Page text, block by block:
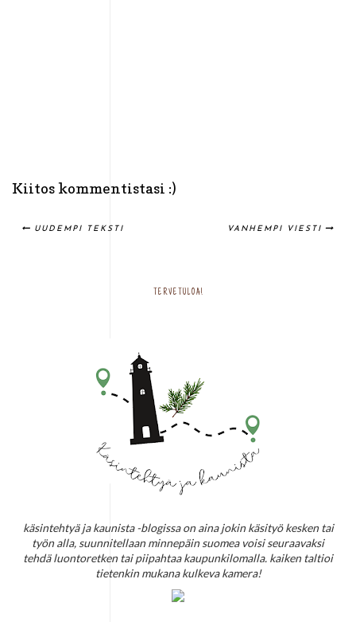
Kiitos kommentistasi :)
UUDEMPI TEKSTI VANHEMPI VIESTI
TERVETULOA!
käsintehtyä ja kaunista -blogissa on aina jokin käsityö kesken tai
työn alla, suunnitellaan minnepäin suomea voisi seuraavaksi
tehdä luontoretken tai piipahtaa kaupunkilomalla. kaiken taltioi
tietenkin mukana kulkeva kamera!